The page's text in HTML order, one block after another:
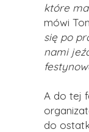
które
mówi
się po
nami
A do tej
do